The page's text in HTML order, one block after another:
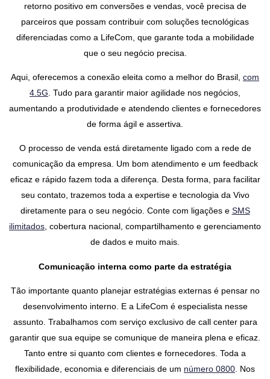
retorno positivo em conversões e vendas, você precisa de
parceiros que possam contribuir com soluções tecnológicas
diferenciadas como a LifeCom, que garante toda a mobilidade
que o seu negócio precisa.
Aqui, oferecemos a conexão eleita como a melhor do Brasil, com
4.5G . Tudo para garantir maior agilidade nos negócios,
aumentando a produtividade e atendendo clientes e fornecedores
de forma ágil e assertiva.
O processo de venda está diretamente ligado com a rede de
comunicação da empresa. Um bom atendimento e um feedback
eficaz e rápido fazem toda a diferença. Desta forma, para facilitar
seu contato, trazemos toda a expertise e tecnologia da Vivo
diretamente para o seu negócio. Conte com ligações e SMS
ilimitados, cobertura nacional, compartilhamento e gerenciamento
de dados e muito mais.
Comunicação interna como parte da estratégia
Tão importante quanto planejar estratégias externas é pensar no
desenvolvimento interno. E a LifeCom é especialista nesse
assunto. Trabalhamos com serviço exclusivo de call center para
garantir que sua equipe se comunique de maneira plena e eficaz.
Tanto entre si quanto com clientes e fornecedores. Toda a
flexibilidade, economia e diferenciais de um número 0800 . Nos